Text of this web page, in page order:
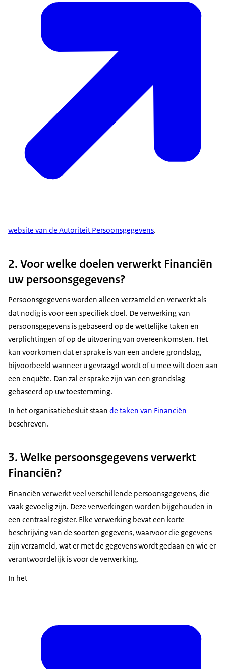
website van de Autoriteit Persoonsgegevens.
2. Voor welke doelen verwerkt Financiën
uw persoonsgegevens?
Persoonsgegevens worden alleen verzameld en verwerkt als
dat nodig is voor een specifiek doel. De verwerking van
persoonsgegevens is gebaseerd op de wettelijke taken en
verplichtingen of op de uitvoering van overeenkomsten. Het
kan voorkomen dat er sprake is van een andere grondslag,
bijvoorbeeld wanneer u gevraagd wordt of u mee wilt doen aan
een enquête. Dan zal er sprake zijn van een grondslag
gebaseerd op uw toestemming.
In het organisatiebesluit staan de taken van Financiën
beschreven.
3. Welke persoonsgegevens verwerkt
Financiën?
Financiën verwerkt veel verschillende persoonsgegevens, die
vaak gevoelig zijn. Deze verwerkingen worden bijgehouden in
een centraal register. Elke verwerking bevat een korte
beschrijving van de soorten gegevens, waarvoor die gegevens
zijn verzameld, wat er met de gegevens wordt gedaan en wie er
verantwoordelijk is voor de verwerking.
In het